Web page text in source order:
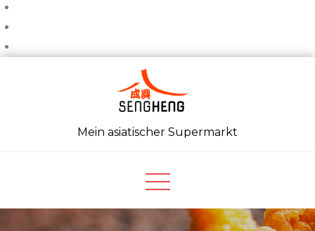
Mein asiatischer Supermarkt